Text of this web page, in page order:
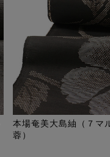
本場奄美大島紬（７マ
蓉）